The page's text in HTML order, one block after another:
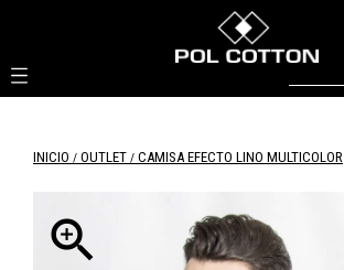
INICIO OUTLET CAMISA EFECTO LINO MULTICOLOR
